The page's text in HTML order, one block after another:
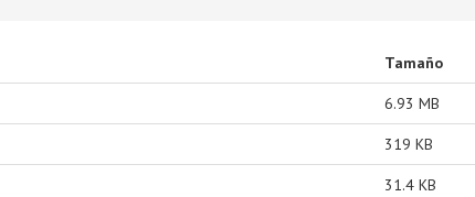
Tamaño
6.93 MB
319 KB
31.4 KB